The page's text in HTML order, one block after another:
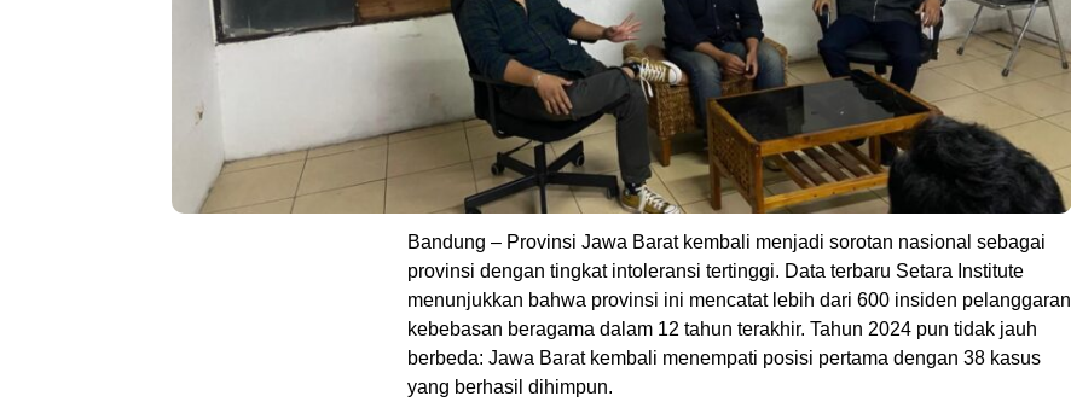
Bandung – Provinsi Jawa Barat kembali menjadi sorotan nasional sebagai
provinsi dengan tingkat intoleransi tertinggi. Data terbaru Setara Institute
menunjukkan bahwa provinsi ini mencatat lebih dari 600 insiden pelanggaran
kebebasan beragama dalam 12 tahun terakhir. Tahun 2024 pun tidak jauh
berbeda: Jawa Barat kembali menempati posisi pertama dengan 38 kasus
yang berhasil dihimpun.